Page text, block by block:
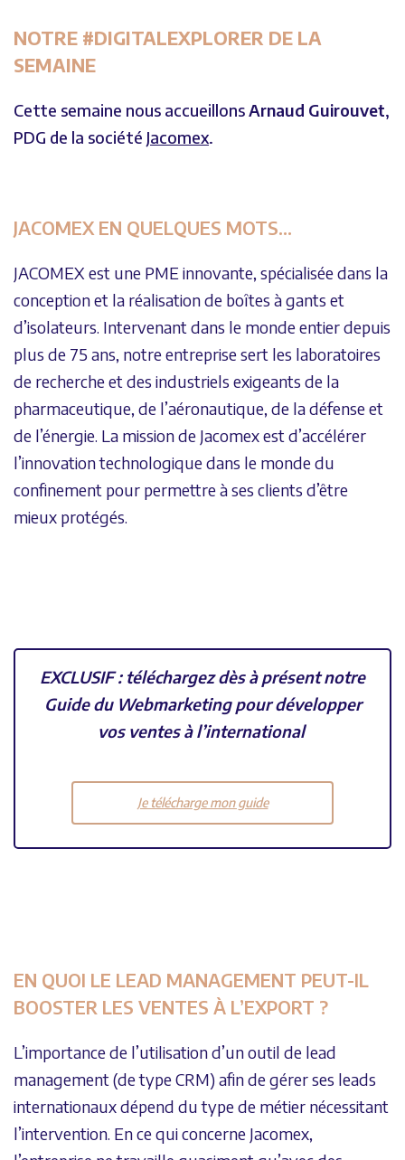
NOTRE #DIGITALEXPLORER DE LA
SEMAINE
Cette semaine nous accueillonsArnaud Guirouvet,
PDG de la société Jacomex.
JACOMEX EN QUELQUES MOTS…
JACOMEX est une PME innovante, spécialisée dans la
conception et la réalisation de boîtes à gants et
d’isolateurs. Intervenant dans le monde entier depuis
plus de 75 ans, notre entreprise sert les laboratoires
de recherche et des industriels exigeants de la
pharmaceutique, de l’aéronautique, de la défense et
de l’énergie. La mission de Jacomex est d’accélérer
l’innovation technologique dans le monde du
confinement pour permettre à ses clients d’être
mieux protégés.
EXCLUSIF : téléchargez dès à présent notre
Guide du Webmarketing pour développer
vos ventes à l’international
Je télécharge mon guide
EN QUOI LE LEAD MANAGEMENT PEUT-IL
BOOSTER LES VENTES À L’EXPORT ?
L’importance de l’utilisation d’un outil de lead
management (de type CRM) afin de gérer ses leads
internationaux dépend du type de métier nécessitant
l’intervention. En ce qui concerne Jacomex,